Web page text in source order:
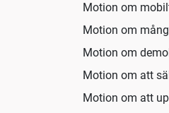
Motion om
Motion om
Motion om
Motion om att
Motion om att